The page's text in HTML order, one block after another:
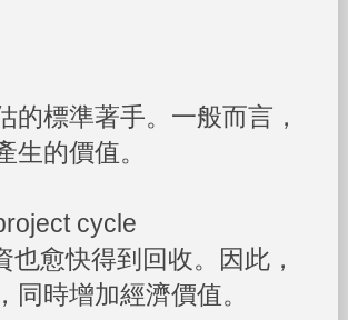
標準著手。一般而言，
的價值。
cycle
愈快得到回收。因此，
時增加經濟價值。